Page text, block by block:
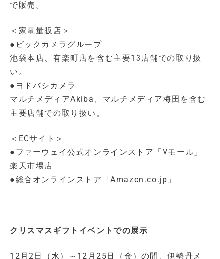
で販売。
＜家電量販店＞
●ビックカメラグループ
池袋本店、有楽町店を含む主要13店舗での取り扱
い。
●ヨドバシカメラ
マルチメディアAkiba、マルチメディア梅田を含む
主要店舗での取り扱い。
＜ECサイト＞
●ファーウェイ公式オンラインストア「Vモール」
楽天市場店
●総合オンラインストア「Amazon.co.jp」
クリスマスギフトイベントでの展示
12月2日（水）～12月25日（金）の間、伊勢丹メ